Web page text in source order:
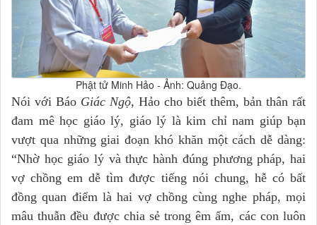
Phật tử Minh Hảo - Ảnh: Quảng Đạo.
Nói với Báo Giác Ngộ, Hảo cho biết thêm, bản thân rất
đam mê học giáo lý, giáo lý là kim chỉ nam giúp bạn
vượt qua những giai đoạn khó khăn một cách dễ dàng:
“Nhờ học giáo lý và thực hành đúng phương pháp, hai
vợ chồng em dễ tìm được tiếng nói chung, hễ có bất
đồng quan điểm là hai vợ chồng cùng nghe pháp, mọi
mâu thuẫn đều được chia sẻ trong êm ấm, các con luôn